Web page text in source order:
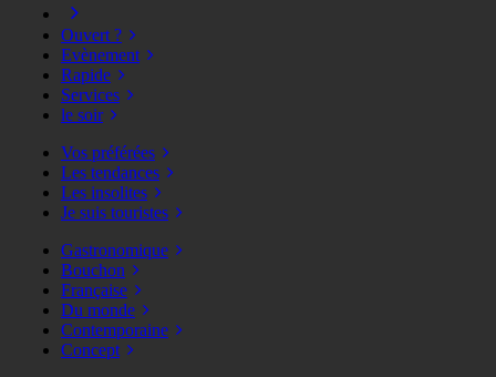
Ouvert ?
Evènement
Rapide
Services
le soir
Vos préférées
Les tendances
Les insolites
Je suis touristes
Gastronomique
Bouchon
Française
Du monde
Contemporaine
Concept